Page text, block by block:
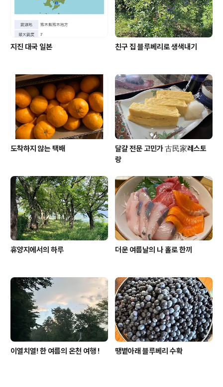
개가 있다 4 명이 묵을 ..
지진 대국 일본 친구 집 블루베리로 생색내기
도착하지 않는 택배
달걀 전문 고민가 古民家레스토
랑
휴양지에서의 하루 더운 여름날의 나 홀로 한끼
이열치열! 한 여름의 온천 여행 ! 땡볕아래 블루베리 수확